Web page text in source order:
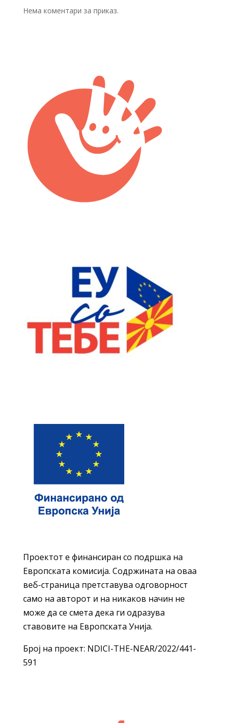
Нема коментари за приказ.
Проектот е финансиран со подршка на
Европската комисија. Содржината на оваа
веб-страница претставува одговорност
само на авторот и на никаков начин не
може да се смета дека ги одразува
ставовите на Европската Унија.
Број на проект: NDICI-THE-NEAR/2022/441-
591